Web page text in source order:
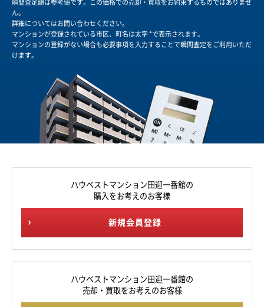
瞬間査定額は参考値です。この価格での売却・買取をお約束するものではありませ
ん。
詳細についてはお問い合わせください。
マンションが登録されている市区、町名は太字 *で表示されます。
マンションの登録がない場合も必要事項を入力することで瞬間査定をご利用いただ
けます。
ハウベストマンション田迎一番館の
購入をお考えのお客様
新規会員登録
ハウベストマンション田迎一番館の
売却・買取をお考えのお客様